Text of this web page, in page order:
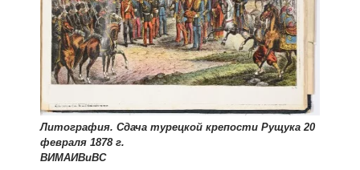
Литография. Сдача турецкой крепости Рущука 20
февраля 1878 г.
ВИМАИВиВС